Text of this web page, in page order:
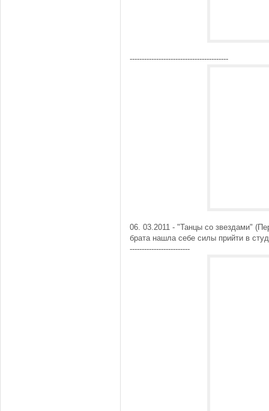
-----------------------------------------
06. 03.2011 - "Танцы со звездами"
брата нашла себе силы прийти в
-------------------------